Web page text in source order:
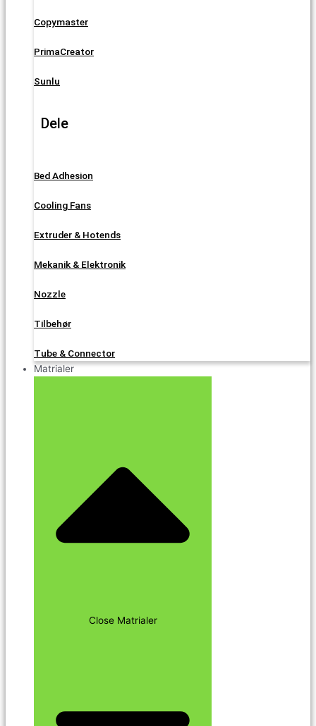
Copymaster
PrimaCreator
Sunlu
Dele
Bed Adhesion
Cooling Fans
Extruder & Hotends
Mekanik & Elektronik
Nozzle
Tilbehør
Tube & Connector
Matrialer
Close Matrialer